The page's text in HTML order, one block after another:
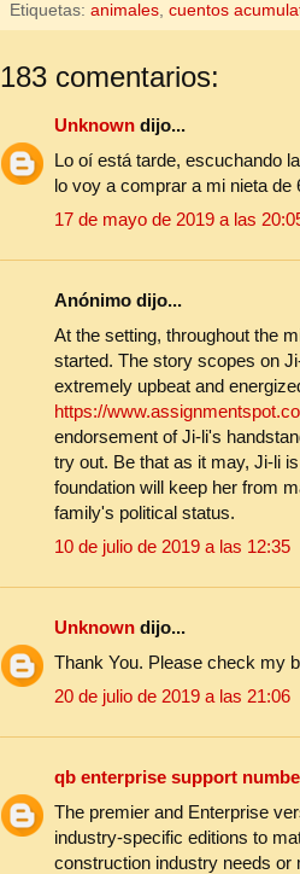
Etiquetas: animales, cuentos
183 comentarios:
Unknowndijo...
Lo oí está tarde, escuchando
lo voy a comprar a mi nieta de
17 de mayo de 2019 a las
Anónimo dijo...
At the setting, throughout the
started. The story scopes on
extremely upbeat and
https://
endorsement of Ji-li's
try out. Be that as it may, Ji-li
foundation will keep her from
family's political status.
10 de julio de 2019 a las 12:35
Unknowndijo...
Thank You. Please check my
20 de julio de 2019 a las 21:06
qb enterprise support
The premier and Enterprise
industry-specific editions to
construction industry needs or